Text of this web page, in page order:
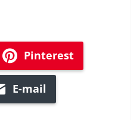
Pinterest
E-mail